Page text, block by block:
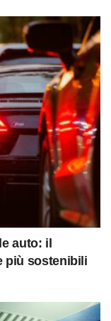
auto: il
più sostenibili